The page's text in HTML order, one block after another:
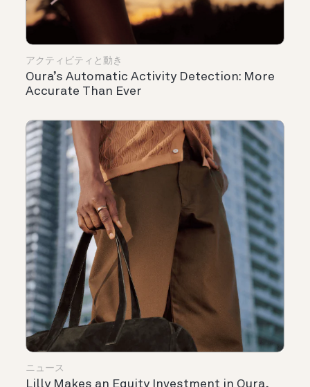
アクティビティと動き
Oura’s Automatic Activity Detection: More
Accurate Than Ever
ニュース
Lilly Makes an Equity Investment in Oura,